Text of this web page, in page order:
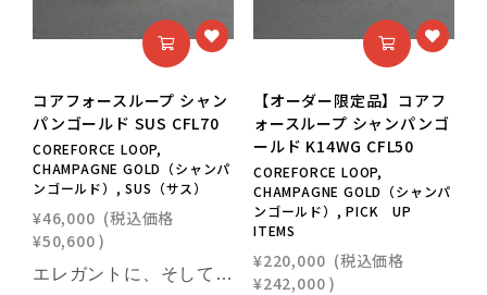
コアフォースループ シャン
パンゴールド SUS CFL70
COREFORCE LOOP,
CHAMPAGNE GOLD（シャンパ
ンゴールド）, SUS（サス）
¥46,000 (税込価格
¥50,600 )
エレガントに、そして力強く。優雅な煌めきで、ワンランク上の自分に。発売開始より女性人気No1モデル「シャンパンゴールド」。ギフト・贈り物にも。【商品情報】■サイズ：70㎝■素材：SUS316(装飾部材)・フェライト磁石・サマコバ磁石・SUS316(キャップ部分)・SUS304(ワイヤー部分)《利用可能な決済方法》クレジットカード（Visa / Mastercard / JCB / American Express / Diners Club）／Amazon Pay／PayPay／キャリア決済／代金引換※合計30万円（税込）を超える商品は代金引換はご利用いただけません。予めご了承ください
【オーダー限定品】コアフ
ォースループ シャンパンゴ
ールド K14WG CFL50
COREFORCE LOOP,
CHAMPAGNE GOLD（シャンパ
ンゴールド）, PICK UP
ITEMS
¥220,000 (税込価格
¥242,000 )